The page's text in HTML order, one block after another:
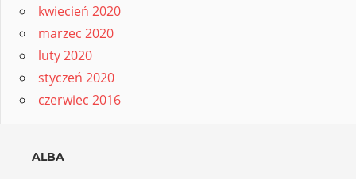
kwiecień 2020
marzec 2020
luty 2020
styczeń 2020
czerwiec 2016
ALBA